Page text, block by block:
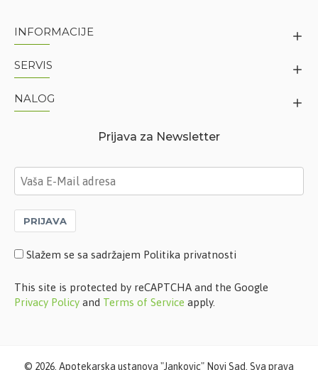
INFORMACIJE
SERVIS
NALOG
Prijava za Newsletter
PRIJAVA
Slažem se sa sadržajem Politika privatnosti
This site is protected by reCAPTCHA and the Google
Privacy Policy and Terms of Service apply.
© 2026. Apotekarska ustanova "Jankovic" Novi Sad. Sva prava